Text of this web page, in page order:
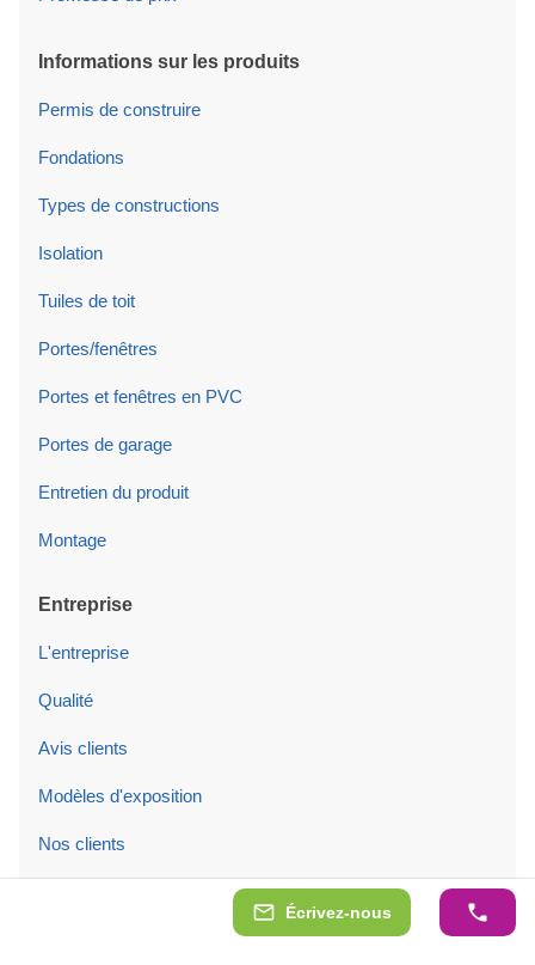
Écrivez-nous
Informations sur les produits
Permis de construire
Fondations
Types de constructions
Isolation
Tuiles de toit
Portes/fenêtres
Portes et fenêtres en PVC
Portes de garage
Entretien du produit
Montage
Entreprise
L'entreprise
Qualité
Avis clients
Modèles d'exposition
Nos clients